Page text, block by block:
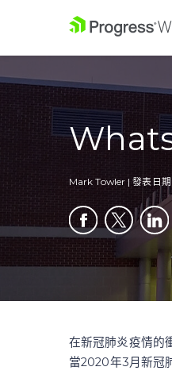
Mark Towler |發表日期
在新冠肺炎疫情
當2020年3月新冠